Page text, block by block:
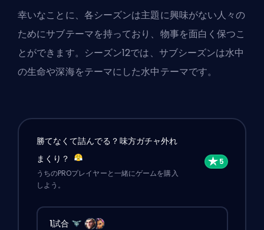
幸いなことに、各シーズンは主題に興味がない人々の
ためにサブテーマを持っており、物事を面白く保つこ
とができます。シーズン12では、サブシーズンは水中
の生命や深海をテーマにした水中テーマです。
勝てなくて詰んでる？味方ガチャ外れ
まくり？
うちのPROプレイヤーと一緒にゲームを購入
しよう。
1試合